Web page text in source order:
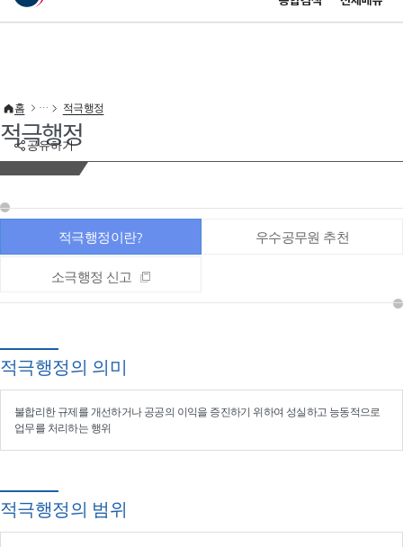
이 누리집은 대한민국 공식 전자정부 누리집입니다.
공유하기
홈 적극행정
적극행정
적극행정이란? 우수공무원 추천
소극행정 신고
적극행정의 의미
불합리한 규제를 개선하거나 공공의 이익을 증진하기 위하여 성실하고 능동적으로
업무를 처리하는 행위
적극행정의 범위